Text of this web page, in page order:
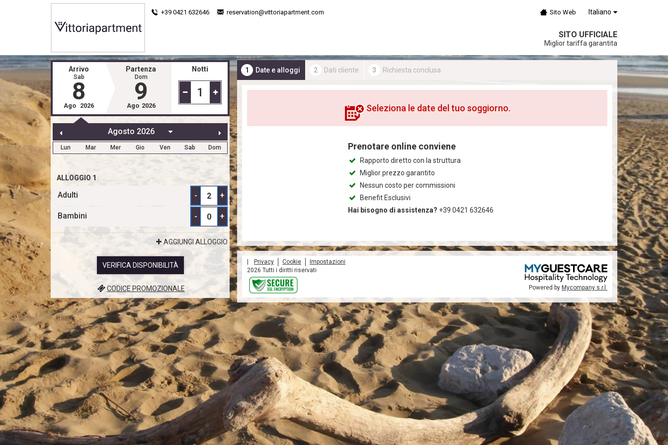
SITO UFFICIALE
Miglior tariffa garantita
+39 0421 632646 reservation@vittoriapartment.com Sito Web Italiano
Arrivo
Sab
8
Ago 2026
Partenza
Dom
9
Ago 2026
Notti
1
Lun Mar Mer Gio Ven Sab Dom
ALLOGGIO 1
Adulti - +
Bambini - +
AGGIUNGI ALLOGGIO
VERIFICA DISPONIBILITÀ
CODICE PROMOZIONALE
1 Date e alloggi 2 Dati cliente 3 Richiesta conclusa
Seleziona le date del tuo soggiorno.
Prenotare online conviene
Rapporto diretto con la struttura
Miglior prezzo garantito
Nessun costo per commissioni
Benefit Esclusivi
Hai bisogno di assistenza? +39 0421 632646
Privacy Cookie
Impostazioni
2026 Tutti i diritti riservati
Powered by Mycompany s.r.l.